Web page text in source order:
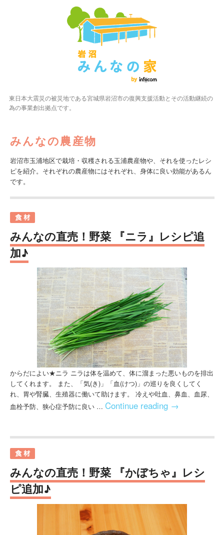
東日本大震災の被災地である宮城県岩沼市の復興支援活動とその活動継続の
為の事業創出拠点です。
みんなの農産物
岩沼市玉浦地区で栽培・収穫される玉浦農産物や、それを使ったレシ
ピを紹介。それぞれの農産物にはそれぞれ、身体に良い効能があるん
です。
みんなの直売！野菜 『ニラ』レシピ追
加♪
からだによい★ニラ ニラは体を温めて、体に溜まった悪いものを排出
してくれます。 また、「気(き)」「血(けつ)」の巡りを良くしてく
れ、胃や腎臓、生殖器に働いて助けます。 冷えや吐血、鼻血、血尿、
血栓予防、狭心症予防に良い … Continue reading →
みんなの直売！野菜 『かぼちゃ』レシ
ピ追加♪